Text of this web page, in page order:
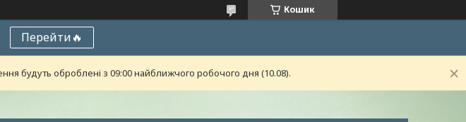
Кошик
Перейти🔥
будуть оброблені з 09:00 найближчого робочого дня (10.08).